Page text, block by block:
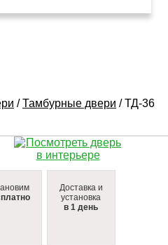
/Тамбурные двери / ТД-36
Доставка и
установка
в 1 день